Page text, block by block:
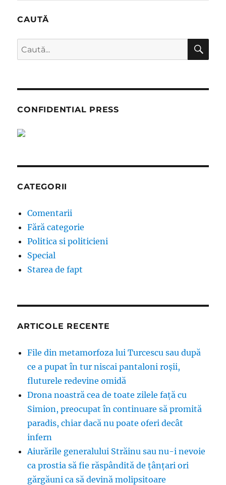
CAUTĂ
Caută
după:
CONFIDENTIAL PRESS
CATEGORII
Comentarii
Fără categorie
Politica si politicieni
Special
Starea de fapt
ARTICOLE RECENTE
File din metamorfoza lui Turcescu sau după
ce a pupat în tur niscai pantaloni roșii,
fluturele redevine omidă
Drona noastră cea de toate zilele față cu
Simion, preocupat în continuare să promită
paradis, chiar dacă nu poate oferi decât
infern
Aiurările generalului Străinu sau nu-i nevoie
ca prostia să fie răspândită de țânțari ori
gărgăuni ca să devină molipsitoare